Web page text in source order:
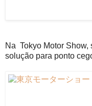
Na Tokyo Motor Show,
solução para ponto